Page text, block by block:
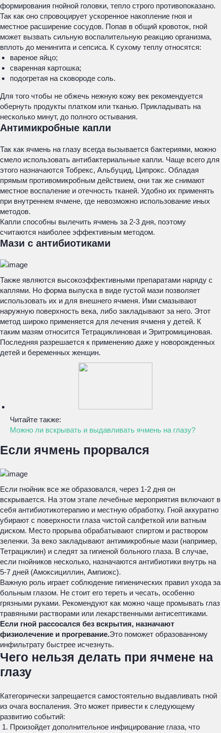
формирования гнойной головки, тепло строго противопоказано.
Так как оно спровоцирует ускоренное накопление гноя и
местное расширение сосудов. Попав в общий кровоток, гной
может вызвать сильную воспалительную реакцию организма,
вплоть до менингита и сепсиса. К сухому теплу относятся:
вареное яйцо;
сваренная картошка;
подогретая на сковороде соль.
Для того чтобы не обжечь нежную кожу век рекомендуется
обернуть продукты платком или тканью. Прикладывать на
несколько минут, до полного остывания.
Антимикробные капли
Так как ячмень на глазу всегда вызывается бактериями, можно
смело использовать антибактериальные капли. Чаще всего для
этого назначаются Тобрекс, Альбуцид, Ципрокс. Обладая
прямым противомикробным действием, они так же снимают
местное воспаление и отечность тканей. Удобно их применять
при внутреннем ячмене, где невозможно использование иных
методов.
Капли способны вылечить ячмень за 2-3 дня, поэтому
считаются наиболее эффективным методом.
Мази с антибиотиками
Также являются высокоэффективными препаратами наряду с
каплями. Но форма выпуска в виде густой мази позволяет
использовать их и для внешнего ячменя. Ими смазывают
наружную поверхность века, либо закладывают за него. Этот
метод широко применяется для лечения ячменя у детей. К
таким мазям относится Тетрациклиновая и Эритромициновая.
Последняя разрешается к применению даже у новорожденных
детей и беременных женщин.
Читайте также:
Можно ли вскрывать и выдавливать ячмень на глазу?
Если ячмень прорвался
Если гнойник все же образовался, через 1-2 дня он
вскрывается. На этом этапе лечебные мероприятия включают в
себя антибиотикотерапию и местную обработку. Гной аккуратно
убирают с поверхности глаза чистой салфеткой или ватным
диском. Место прорыва обрабатывают спиртом и раствором
зеленки. За веко закладывают антимикробные мази (например,
Тетрациклин) и следят за гигиеной больного глаза. В случае,
если гнойников несколько, назначаются антибиотики внутрь на
5-7 дней (Амоксициллин, Ампиокс).
Важную роль играет соблюдение гигиенических правил ухода за
больным глазом. Не стоит его тереть и чесать, особенно
грязными руками. Рекомендуют как можно чаще промывать глаз
травяными растворами или лекарственными антисептиками.
Если гной рассосался без вскрытия, назначают
физиолечение и прогревание.Это поможет образованному
инфильтрату быстрее исчезнуть.
Чего нельзя делать при ячмене на
глазу
Категорически запрещается самостоятельно выдавливать гной
из очага воспаления. Это может привести к следующему
развитию событий:
Произойдет дополнительное инфицирование глаза, что